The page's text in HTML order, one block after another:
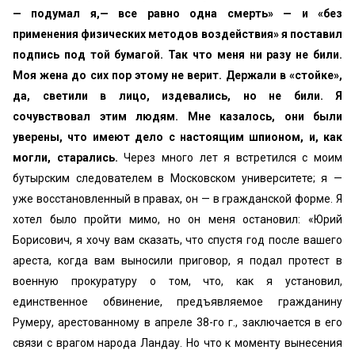
— подумал я,— все равно одна смерть» — и «без
применения физических методов воздействия» я поставил
подпись под той бумагой. Так что меня ни разу не били.
Моя жена до сих пор этому не верит. Держали в «стойке»,
да, светили в лицо, издевались, но не били. Я
сочувствовал этим людям. Мне казалось, они были
уверены, что имеют дело с настоящим шпионом, и, как
могли, старались. Через много лет я встретился с моим
бутырским следователем в Московском университете; я —
уже восстановленный в правах, он — в гражданской форме. Я
хотел было пройти мимо, но он меня остановил: «Юрий
Борисович, я хочу вам сказать, что спустя год после вашего
ареста, когда вам выносили приговор, я подал протест в
военную прокуратуру о том, что, как я установил,
единственное обвинение, предъявляемое гражданину
Румеру, арестованному в апреле 38-го г., заключается в его
связи с врагом народа Ландау. Но что к моменту вынесения